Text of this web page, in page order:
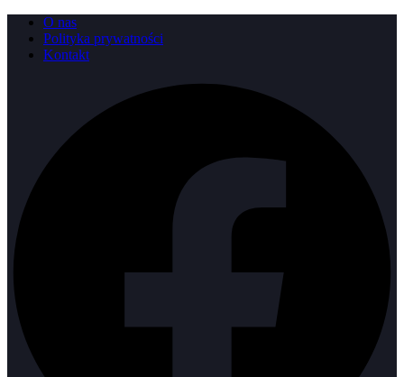
Przejdź
treści
O nas
Polityka prywatności
Kontakt